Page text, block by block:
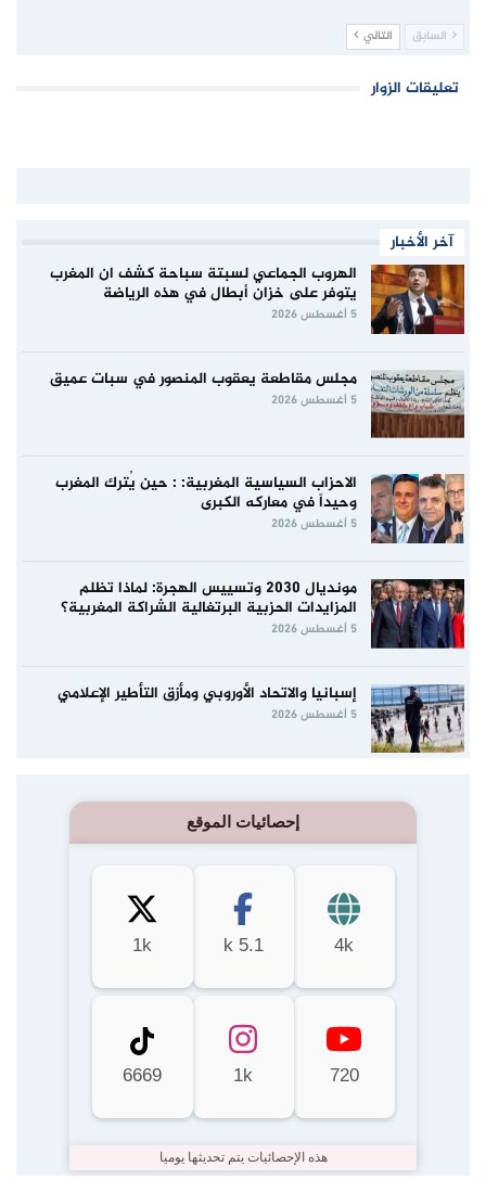
السابق التالي
تعليقات الزوار
آخر الأخبار
الهروب الجماعي لسبتة سباحة كشف ان المغرب
يتوفر على خزان أبطال في هذه الرياضة
5 أغسطس 2026
مجلس مقاطعة يعقوب المنصور في سبات عميق
5 أغسطس 2026
الاحزاب السياسية المغربية: : حين يُترك المغرب
وحيداً في معاركه الكبرى
5 أغسطس 2026
مونديال 2030 وتسييس الهجرة: لماذا تظلم
المزايدات الحزبية البرتغالية الشراكة المغربية؟
5 أغسطس 2026
إسبانيا والاتحاد الأوروبي ومأزق التأطير الإعلامي
5 أغسطس 2026
إحصائيات الموقع
4k
5.1 k
1k
720
1k
6669
هذه الإحصائيات يتم تحديثها يوميا